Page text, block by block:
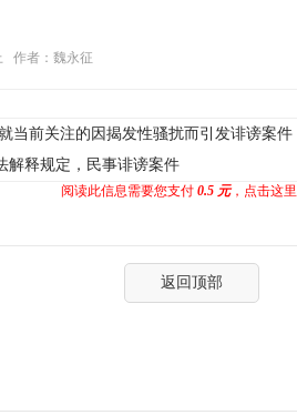
作者：魏永征
前关注的因揭发性骚扰而引发诽谤案件
解释规定，民事诽谤案件
阅读此信息需要您支付 0.5 元，点击这
返回顶部